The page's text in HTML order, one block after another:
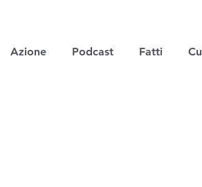
Azione Podcast Fatti